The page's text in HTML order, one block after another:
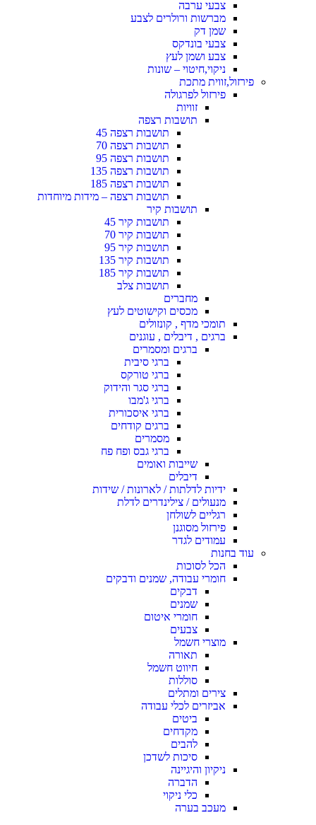
צבעי ערבה
מברשות ורולרים לצבע
שמן דק
צבעי בונדקס
צבע ושמן לעץ
ניקוי,חיטוי – שונות
פירזול,זווית מתכת
פירזול לפרגולה
זוויות
תושבות רצפה
תושבות רצפה 45
תושבות רצפה 70
תושבות רצפה 95
תושבות רצפה 135
תושבות רצפה 185
תושבות רצפה – מידות מיוחדות
תושבות קיר
תושבות קיר 45
תושבות קיר 70
תושבות קיר 95
תושבות קיר 135
תושבות קיר 185
תושבות צלב
מחברים
מכסים וקישוטים לעץ
תומכי מדף , קונזולים
ברגים , דיבלים , עוגנים
ברגים ומסמרים
ברגי סיבית
ברגי טורקס
ברגי סגר והידוק
ברגי ג'מבו
ברגי איסכורית
ברגים קודחים
מסמרים
ברגי גבס ופח פח
שייבות ואומים
דיבלים
ידיות לדלתות / לארונות / שידות
מנעולים / צילינדרים לדלת
רגליים לשולחן
פירזול מסוגנן
עמודים לגדר
עוד בחנות
הכל לסוכות
חומרי עבודה, שמנים ודבקים
דבקים
שמנים
חומרי איטום
צבעים
מוצרי חשמל
תאורה
חיווט חשמל
סוללות
צירים ומתלים
אביזרים לכלי עבודה
ביטים
מקדחים
להבים
סיכות לשדכן
ניקיון והיגיינה
הדברה
כלי ניקוי
מעכב בערה